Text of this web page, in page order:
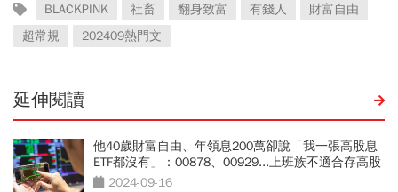
BLACKPINK 社畜 翻身致富 有錢人
財富自由
超常規
202409熱門文
延伸閱讀
他40歲財富自由、年領息200萬卻說「我一張高股息
ETF都沒有」：00878、00929...上班族不適合存高股
息3個理由
2024-09-16